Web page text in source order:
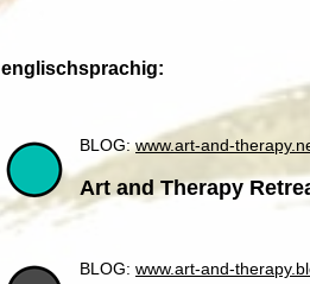
englischsprachig:
BLOG:www.art-and-
Art and Therapy
BLOG: www.art-and-